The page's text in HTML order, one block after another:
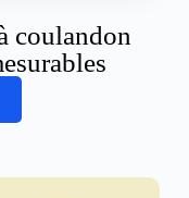
coulandon